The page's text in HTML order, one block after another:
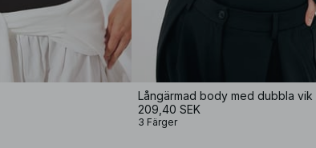
Långärmad body med dubbla vik
209,40 SEK
3 Färger